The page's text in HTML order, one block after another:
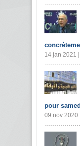
14 jan 2021 |
pour
09 nov 2020 |